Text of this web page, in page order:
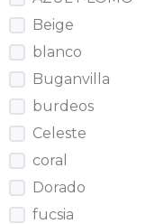
Beige
blanco
Buganvilla
burdeos
Celeste
coral
Dorado
fucsia